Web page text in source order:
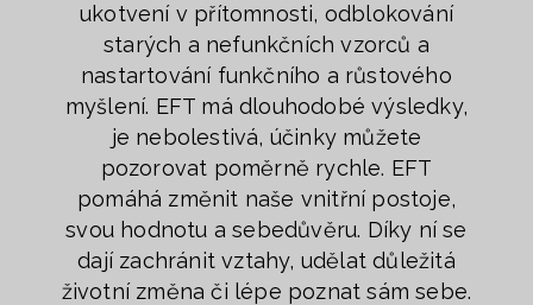
ukotvení v přítomnosti, odblokování
starých a nefunkčních vzorců a
nastartování funkčního a růstového
myšlení. EFT má dlouhodobé výsledky,
je nebolestivá, účinky můžete
pozorovat poměrně rychle. EFT
pomáhá změnit naše vnitřní postoje,
svou hodnotu a sebedůvěru. Díky ní se
dají zachránit vztahy, udělat důležitá
životní změna či lépe poznat sám sebe.